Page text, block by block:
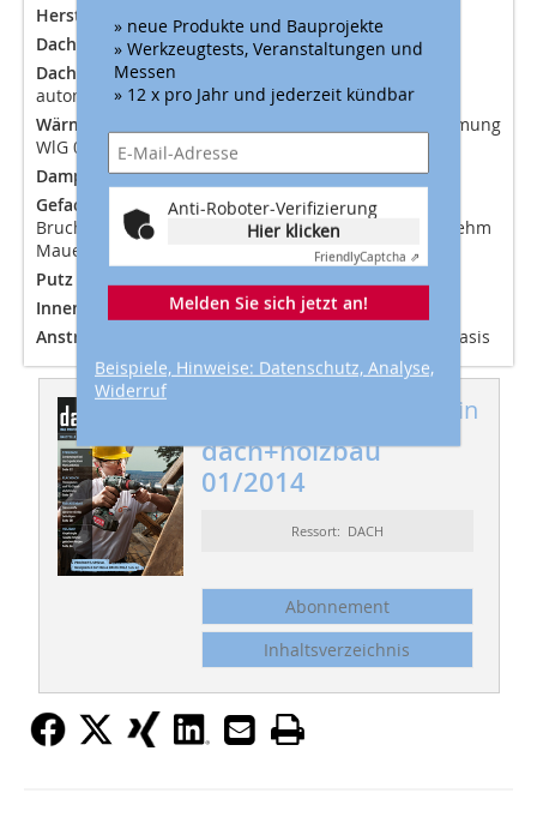
Herstellerindex (Auswahl)
Dachziegel Erlus Ergoldsbacher
Dachfenster9 Velux-Dachfenster GGU, 1 davon
automatisch mit Motor und Funksteuerung
Wärmedämmung Dach
Isofloc Zellulose-Einblasdämmung
WlG 045
DampfbremseProclima
GefachausmauerungTeilweise vorhandenes
Bruchsteinmaterial, größtenteils Leichtlehmsteine, Lehm
Mauermörtel Claytec
Putz innenLehmputz Claytec
Innenanstrich
Lehmfarbe Firma Claytec
Anstrich Balken
Livos – Kaldett Holzlasur auf Leinölbasis
Dieser Artikel erschien in
dach+holzbau
01/2014
Ressort: DACH
Abonnement
Inhaltsverzeichnis
» neue Produkte und Bauprojekte
» Werkzeugtests, Veranstaltungen und
Messen
» 12 x pro Jahr und jederzeit kündbar
Anti-Roboter-Verifizierung
Hier klicken
FriendlyCaptcha ⇗
Melden Sie sich jetzt an!
Beispiele, Hinweise: Datenschutz, Analyse,
Widerruf